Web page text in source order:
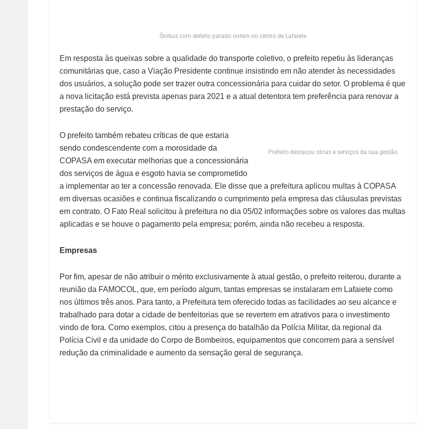
Ônibus com defeito parado ontem no centro de Lafaiete
Em resposta às queixas sobre a qualidade do transporte coletivo, o prefeito repetiu às lideranças
comunitárias que, caso a Viação Presidente continue insistindo em não atender às necessidades
dos usuários, a solução pode ser trazer outra concessionária para cuidar do setor. O problema é que
a nova licitação está prevista apenas para 2021 e a atual detentora tem preferência para renovar a
prestação do serviço.
Prefeito destacou obras e serviços da sua gestão
O prefeito também rebateu críticas de que estaria
sendo condescendente com a morosidade da
COPASA em executar melhorias que a concessionária
dos serviços de água e esgoto havia se comprometido
a implementar ao ter a concessão renovada. Ele disse que a prefeitura aplicou multas à COPASA
em diversas ocasiões e continua fiscalizando o cumprimento pela empresa das cláusulas previstas
em contrato. O Fato Real solicitou à prefeitura no dia 05/02 informações sobre os valores das multas
aplicadas e se houve o pagamento pela empresa; porém, ainda não recebeu a resposta.
Empresas
Por fim, apesar de não atribuir o mérito exclusivamente à atual gestão, o prefeito reiterou, durante a
reunião da FAMOCOL, que, em período algum, tantas empresas se instalaram em Lafaiete como
nos últimos três anos. Para tanto, a Prefeitura tem oferecido todas as facilidades ao seu alcance e
trabalhado para dotar a cidade de benfeitorias que se revertem em atrativos para o investimento
vindo de fora. Como exemplos, citou a presença do batalhão da Polícia Militar, da regional da
Polícia Civil e da unidade do Corpo de Bombeiros, equipamentos que concorrem para a sensível
redução da criminalidade e aumento da sensação geral de segurança.